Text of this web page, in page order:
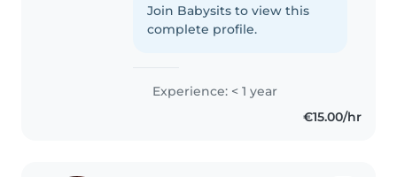
vorzulesen und Spiele zu spielen.
Erfahrung mit Kindern im
Join Babysits to view this
complete profile.
Experience: < 1 year
€15.00/hr